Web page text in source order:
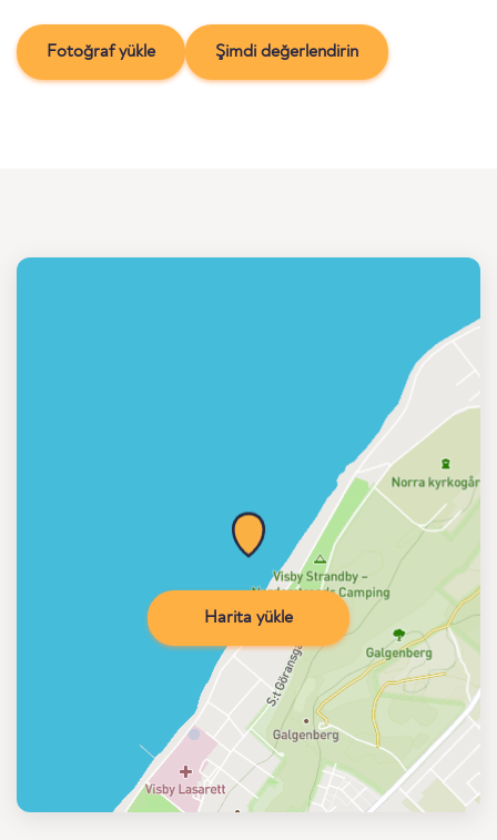
Fotoğraf yükle Şimdi değerlendirin
Harita yükle